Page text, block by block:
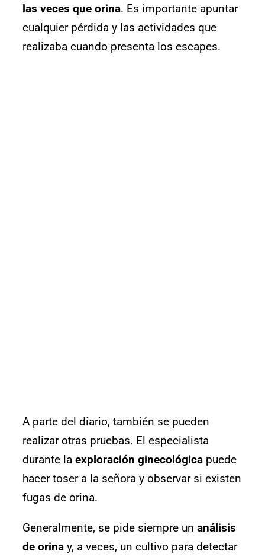
las veces que orina. Es importante apuntar
cualquier pérdida y las actividades que
realizaba cuando presenta los escapes.
A parte del diario, también se pueden
realizar otras pruebas. El especialista
durante la exploración ginecológica puede
hacer toser a la señora y observar si existen
fugas de orina.
Generalmente, se pide siempre un análisis
de orina y, a veces, un cultivo para detectar